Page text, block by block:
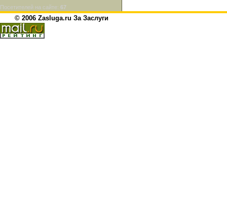
Посетителей на сайте: 67
© 2006 Zasluga.ru За Заслуги